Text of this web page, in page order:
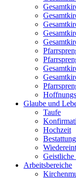
Glaube und
Taufe
Hochzeit
Bestattung
Geistliche
Arbeitsbereiche